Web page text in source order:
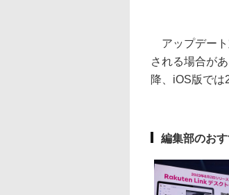
アップデート
される場合が
降、iOS版では
編集部のお